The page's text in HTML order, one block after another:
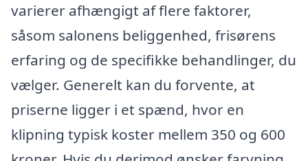
varierer afhængigt af flere faktorer,
såsom salonens beliggenhed, frisørens
erfaring og de specifikke behandlinger, du
vælger. Generelt kan du forvente, at
priserne ligger i et spænd, hvor en
klipning typisk koster mellem 350 og 600